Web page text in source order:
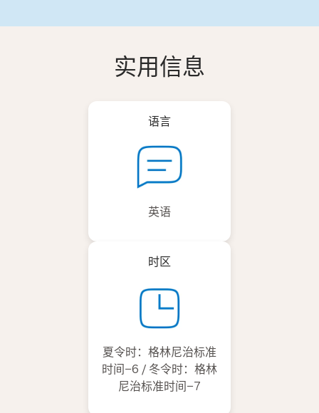
实用信息
语言
英语
时区
夏令时：格林尼治标准
时间−6 / 冬令时：格林
尼治标准时间−7